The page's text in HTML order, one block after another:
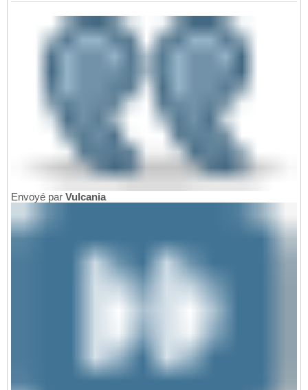
Envoyé par Vulcania